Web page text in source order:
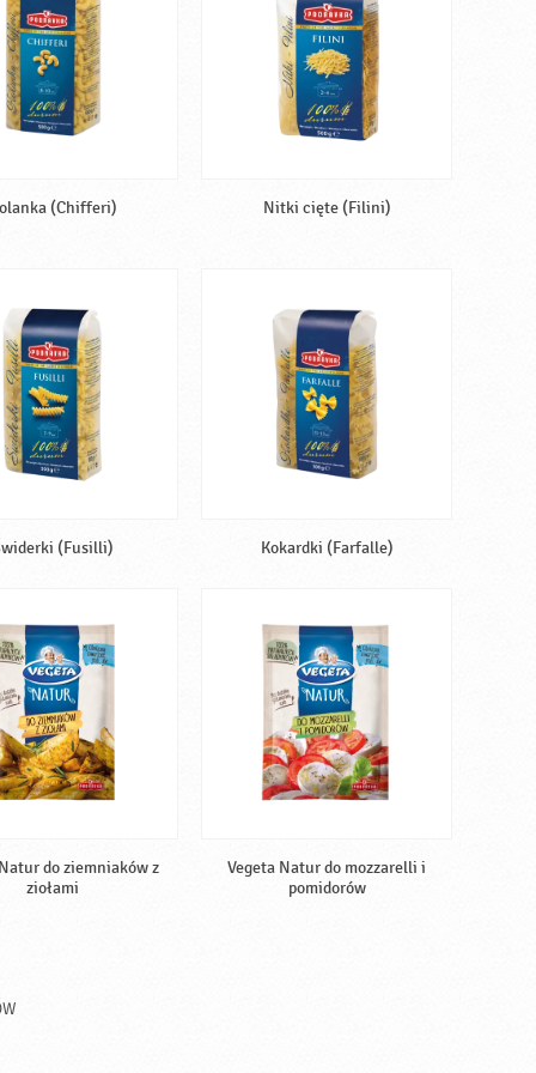
(Chifferi) Nitki cięte (Filini)
(Fusilli) Kokardki (Farfalle)
do ziemniaków z
ziołami
Vegeta Natur do mozzarelli i
pomidorów